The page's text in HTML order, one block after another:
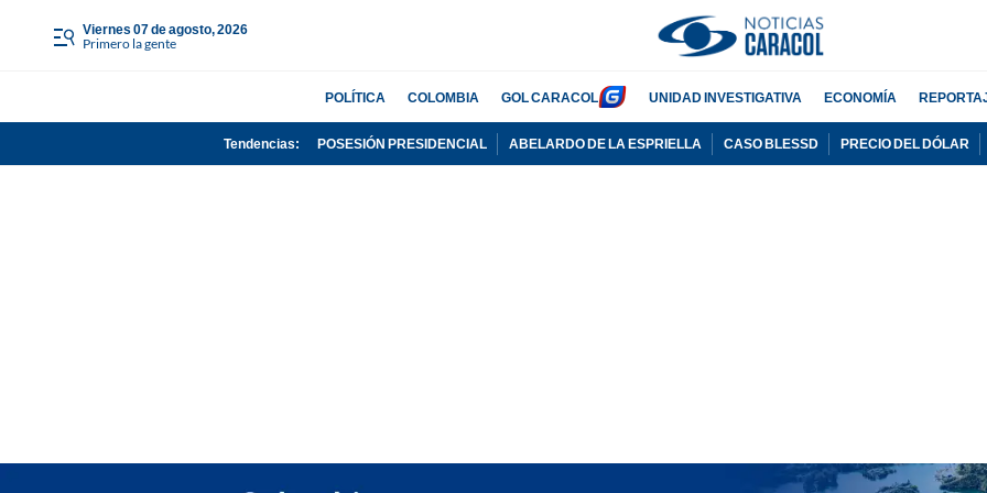
viernes 07 de agosto, 2026
Primero la gente
POLÍTICA COLOMBIA GOL CARACOL UNIDAD INVESTIGATIVA ECONOMÍA
Tendencias: POSESIÓN PRESIDENCIAL ABELARDO DE LA ESPRIELLA CASO BLESSD PRECIO DEL DÓLAR